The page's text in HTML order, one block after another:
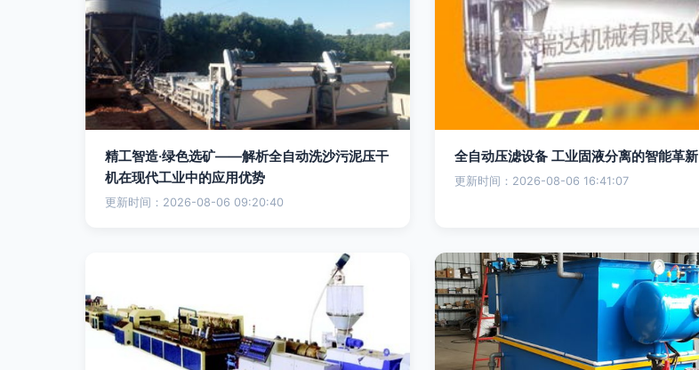
精工智造·绿色选矿——解析全自动洗沙污泥压干
机在现代工业中的应用优势
更新时间：2026-08-06 09:20:40
全自动压滤设备 工业固液分离的智能革新
更新时间：2026-08-06 16:41:07